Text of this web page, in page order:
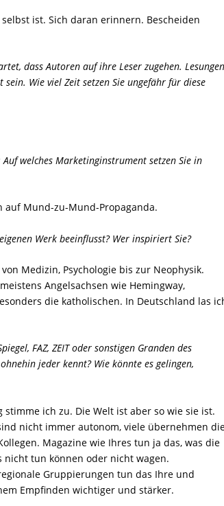
ist. Sich daran erinnern. Bescheiden
dass Autoren auf ihre Leser zugehen. Lesungen
Wie viel Zeit setzen Sie ungefähr für diese
welches Marketinginstrument setzen Sie in
auf Mund-zu-Mund-Propaganda.
Werk beeinflusst? Wer inspiriert Sie?
Medizin, Psychologie bis zur Neophysik.
Angelsachsen wie Hemingway,
die katholischen. In Deutschland las
FAZ, ZEIT oder sonstigen Granden des
jeder kennt? Wie könnte es gelingen,
stimme ich zu. Die Welt ist aber so wie sie ist.
nicht immer autonom, viele übernehmen
Magazine wie Ihres tun ja das, was die
nicht tun können oder nicht wagen.
Gruppierungen tun das Ihre und
Empfinden wichtiger und stärker.